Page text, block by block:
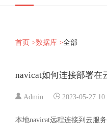
首页 >数据库 >全部
navicat如何连接部署在
Admin 2023-05-27
本地navicat远程连接到云服